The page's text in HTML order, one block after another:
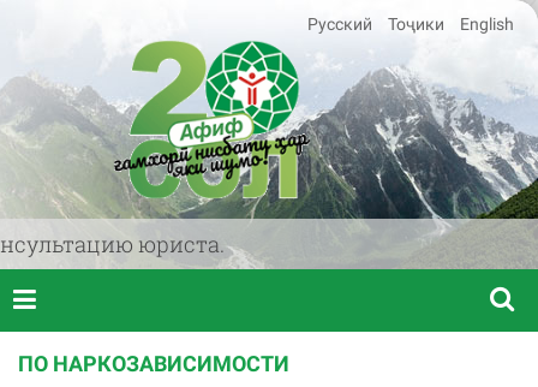
юриста.
Русский Тоҷики English
ПО НАРКОЗАВИСИМОСТИ